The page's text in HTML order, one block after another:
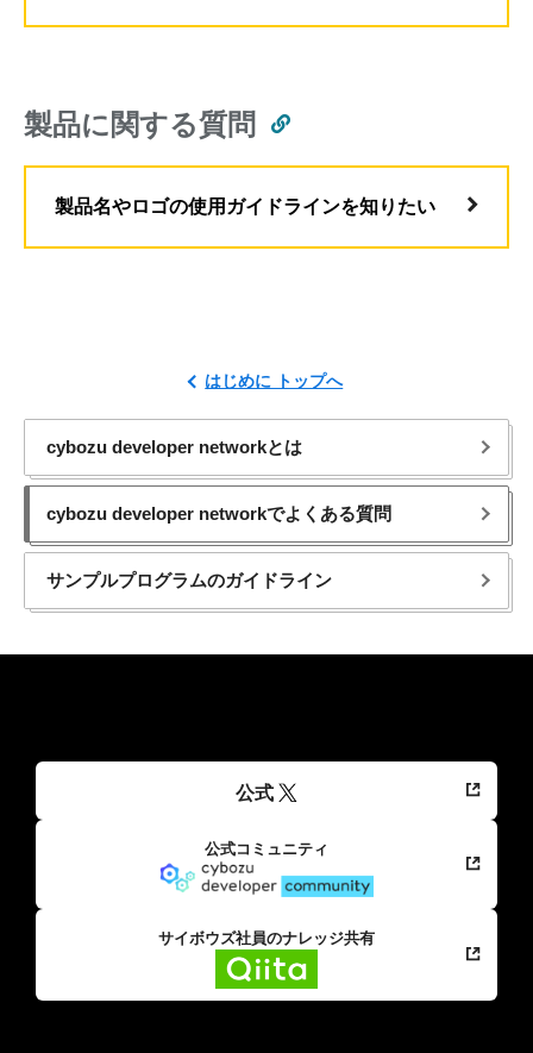
はじめに トップへ
cybozu developer networkとは
cybozu developer networkで​よく​ある​質問
サンプルプログラムの​ガイドライン
製品に関する質問
製品名やロゴの使用ガイドラインを知りたい
公式
公式コミュニティ
サイボウズ社員のナレッジ共有